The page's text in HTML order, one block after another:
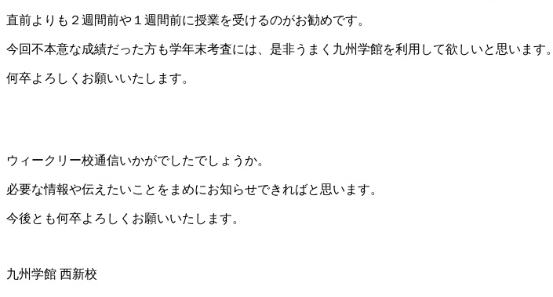
直前よりも２週間前や１週間前に授業を受けるのがお勧めです。
今回不本意な成績だった方も学年末考査には、是非うまく九州学館を利用して欲しいと思います。
何卒よろしくお願いいたします。
ウィークリー校通信いかがでしたでしょうか。
必要な情報や伝えたいことをまめにお知らせできればと思います。
今後とも何卒よろしくお願いいたします。
九州学館 西新校